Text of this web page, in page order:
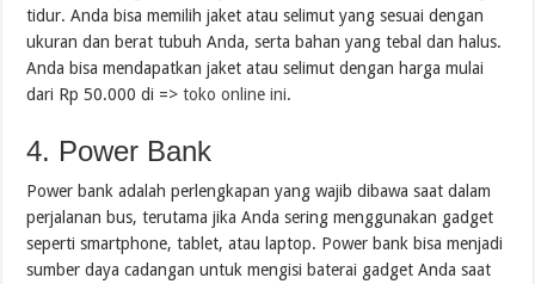
tidur. Anda bisa memilih jaket atau selimut yang sesuai dengan
ukuran dan berat tubuh Anda, serta bahan yang tebal dan halus.
Anda bisa mendapatkan jaket atau selimut dengan harga mulai
dari Rp 50.000 di =>toko online ini.
4. Power Bank
Power bank adalah perlengkapan yang wajib dibawa saat dalam
perjalanan bus, terutama jika Anda sering menggunakan gadget
seperti smartphone, tablet, atau laptop. Power bank bisa menjadi
sumber daya cadangan untuk mengisi baterai gadget Anda saat